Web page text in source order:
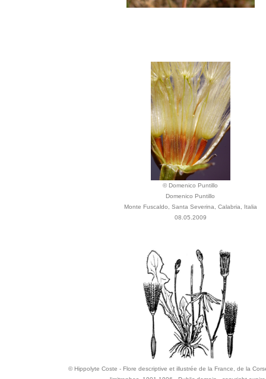
© Domenico Puntillo
Domenico Puntillo
Monte Fuscaldo, Santa Severina, Calabria, Italia
08.05.2009
© Hippolyte Coste - Flore descriptive et illustrée de la France, de la